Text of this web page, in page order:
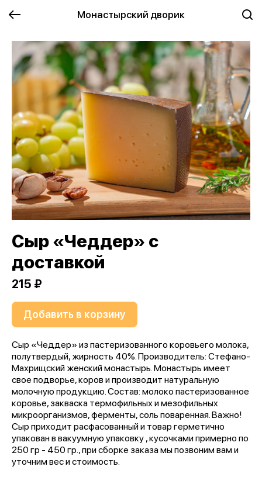
Монастырский дворик
Сыр «Чеддер» с
доставкой
215 ₽
Добавить в корзину
Сыр «Чеддер» из пастеризованного коровьего молока,
полутвердый, жирность 40%. Производитель: Стефано-
Махрищский женский монастырь. Монастырь имеет
свое подворье, коров и производит натуральную
молочную продукцию. Состав: молоко пастеризованное
коровье, закваска термофильных и мезофильных
микроорганизмов, ферменты, соль поваренная. Важно!
Сыр приходит расфасованный и товар герметично
упакован в вакуумную упаковку , кусочками примерно по
250 гр - 450 гр., при сборке заказа мы позвоним вам и
уточним вес и стоимость.